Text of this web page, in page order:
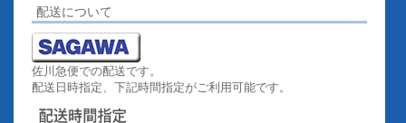
配送について
佐川急便での配送です。
配送日時指定、下記時間指定がご利用可能です。